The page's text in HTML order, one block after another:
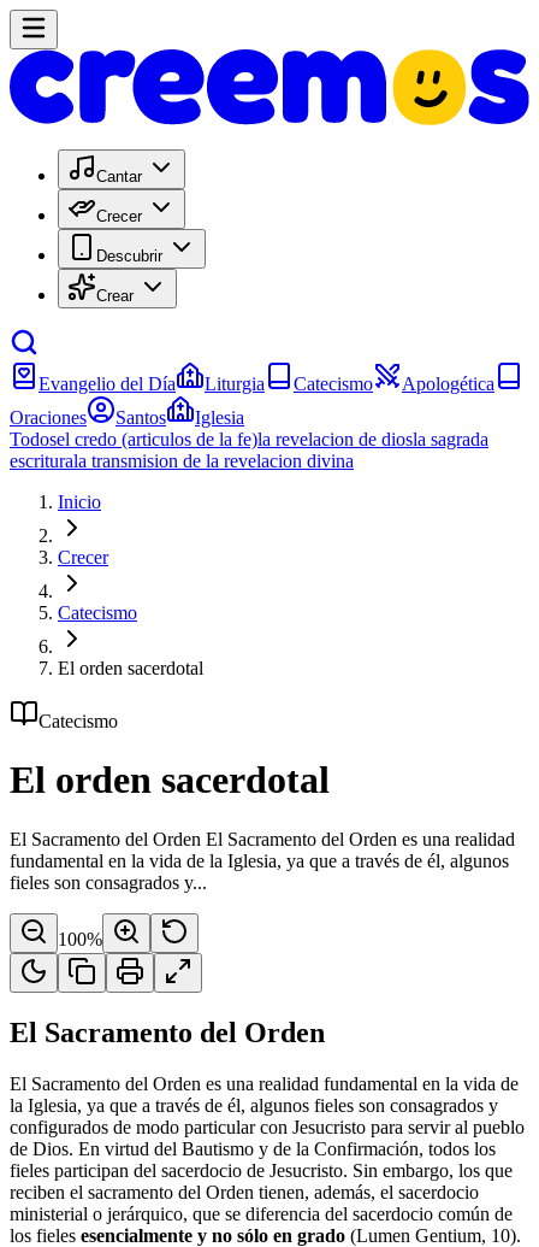
Cantar
Crecer
Descubrir
Crear
Evangelio del Día Liturgia Catecismo
Apologética
Oraciones
Santos
Iglesia
Todosel credo (articulos de la fe)la revelacion de diosla sagrada
escriturala transmision de la revelacion divina
Inicio
Crecer
Catecismo
El orden sacerdotal
Catecismo
El orden sacerdotal
El Sacramento del Orden El Sacramento del Orden es una realidad
fundamental en la vida de la Iglesia, ya que a través de él, algunos
fieles son consagrados y...
100%
El Sacramento del Orden
El Sacramento del Orden es una realidad fundamental en la vida de
la Iglesia, ya que a través de él, algunos fieles son consagrados y
configurados de modo particular con Jesucristo para servir al pueblo
de Dios. En virtud del Bautismo y de la Confirmación, todos los
fieles participan del sacerdocio de Jesucristo. Sin embargo, los que
reciben el sacramento del Orden tienen, además, el sacerdocio
ministerial o jerárquico, que se diferencia del sacerdocio común de
los fieles esencialmente y no sólo en grado (Lumen Gentium, 10).